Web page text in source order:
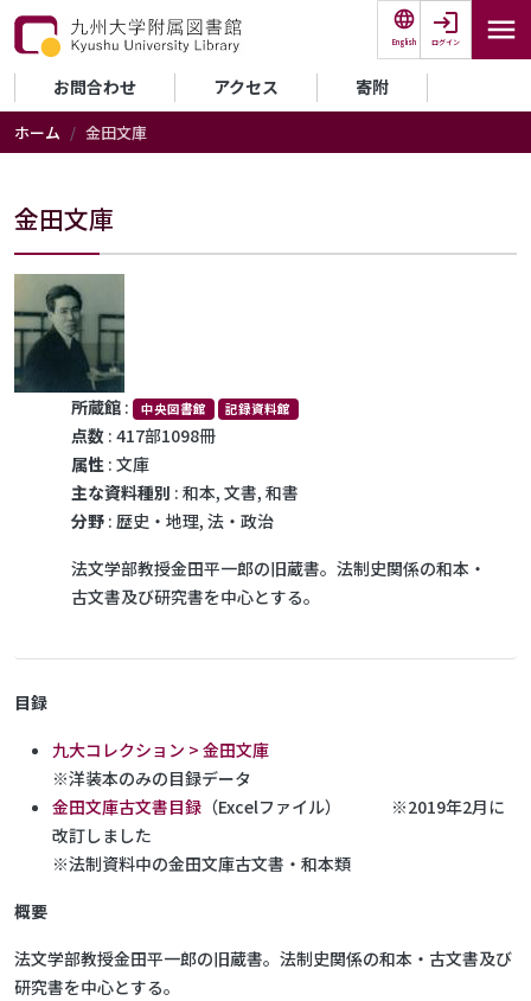
メインコンテンツに移動
English ログイン
セカンダリーメニュー
お問合わせ アクセス 寄附
ホーム 金田文庫
金田文庫
所蔵館 : 中央図書館 記録資料館
点数 : 417部1098冊
属性 : 文庫
主な資料種別 : 和本, 文書, 和書
分野 : 歴史・地理, 法・政治
法文学部教授金田平一郎の旧蔵書。法制史関係の和本・
古文書及び研究書を中心とする。
目録
九大コレクション > 金田文庫
※洋装本のみの目録データ
金田文庫古文書目録 （Excelファイル） ※2019年2月に
改訂しました
※法制資料中の金田文庫古文書・和本類
概要
法文学部教授金田平一郎の旧蔵書。法制史関係の和本・古文書及び
研究書を中心とする。